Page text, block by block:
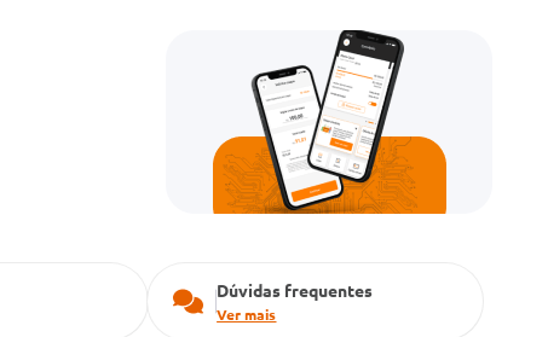
Dúvidas frequentes
Ver mais